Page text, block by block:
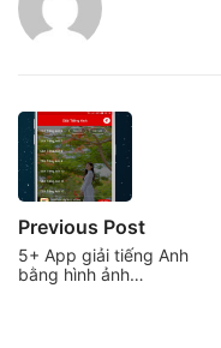
Previous Post
5+ App giải tiếng Anh
bằng hình ảnh…